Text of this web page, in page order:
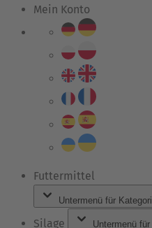
Mein Konto
Futtermittel
Untermenü für
Silage Untermenü